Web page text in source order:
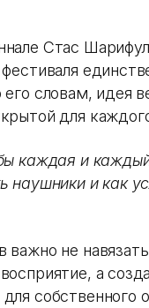
Стас
его словам, идея
для
каждая и
наушники и как
важно не
а
собственного